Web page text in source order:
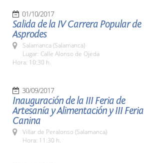
01/10/2017
Salida de la IV Carrera Popular de
Asprodes
Salamanca (Salamanca)
Lugar: Calle Alonso de Ojeda
Hora: 10:30 h.
30/09/2017
Inauguración de la III Feria de
Artesanía y Alimentación y III Feria
Canina
Villar de Peralonso (Salamanca)
Hora: 11:30 h.